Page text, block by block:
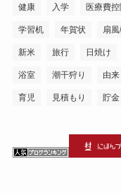
健康 入学 医療費
学習机 年賀状 扇
新米 旅行 日焼け
浴室 潮干狩り 由来
育児 見積もり 貯金